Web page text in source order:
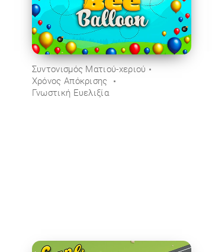
Συντονισμός Ματιού-χεριού
Χρόνος Απόκρισης
Γνωστική Ευελιξία